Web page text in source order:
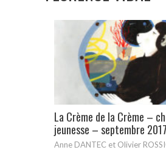
La Crème de la Crème –
jeunesse – septembre 2017
Anne DANTEC et Olivier